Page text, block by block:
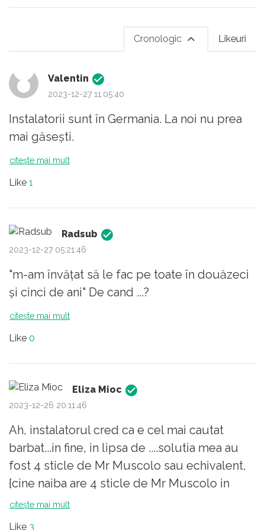
Likeuri
Cronologic
Valentin
2023-12-27 11:05:40
Instalatorii sunt în Germania. La noi nu prea
mai găsești.
citește mai mult
Like 1
Radsub
2023-12-27 05:21:46
"m-am învățat să le fac pe toate în douăzeci
și cinci de ani" De cand ...?
citește mai mult
Like 0
Eliza Mioc
2023-12-26 20:11:46
Ah, instalatorul cred ca e cel mai cautat
barbat...in fine, in lipsa de ....solutia mea au
fost 4 sticle de Mr Muscolo sau echivalent,
{cine naiba are 4 sticle de Mr Muscolo in
casa ? - m-am imbracat si am cumparat,
citește mai mult
Like 3